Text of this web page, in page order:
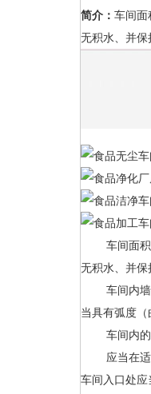
简介： 车间面
无积水、并
车间面积与
无积水、并
车间内墙壁
当具有弧度
车间内的操
应当在适当
车间入口处